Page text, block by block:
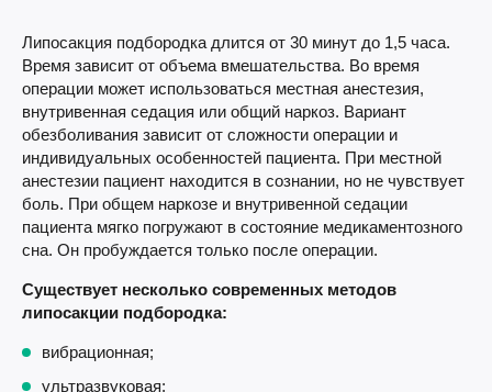
Липосакция подбородка длится от 30 минут до 1,5 часа.
Время зависит от объема вмешательства. Во время
операции может использоваться местная анестезия,
внутривенная седация или общий наркоз. Вариант
обезболивания зависит от сложности операции и
индивидуальных особенностей пациента. При местной
анестезии пациент находится в сознании, но не чувствует
боль. При общем наркозе и внутривенной седации
пациента мягко погружают в состояние медикаментозного
сна. Он пробуждается только после операции.
Существует несколько современных методов
липосакции подбородка:
вибрационная;
ультразвуковая;